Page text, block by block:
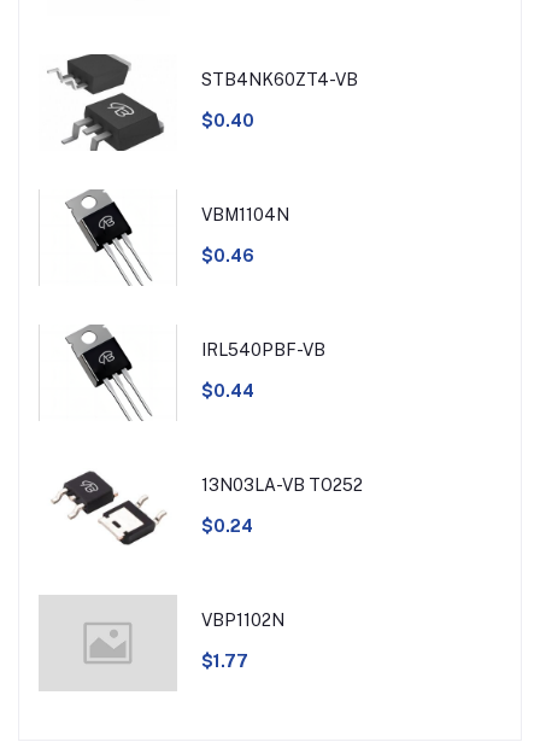
STB4NK60ZT4-VB
$0.40
VBM1104N
$0.46
IRL540PBF-VB
$0.44
13N03LA-VB TO252
$0.24
VBP1102N
$1.77